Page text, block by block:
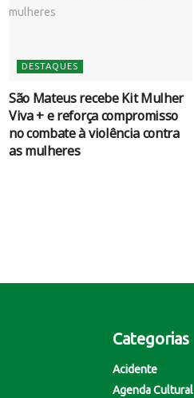
DESTAQUES
São Mateus recebe Kit Mulher
Viva + e reforça compromisso
no combate à violência contra
as mulheres
Categorias
Acidente
Agenda Cultural